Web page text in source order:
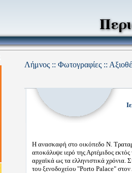
Λήμνος :: Φωτογραφίες ::
Η ανασκαφή στο οικόπεδο Ν.
αποκάλυψε ιερό της Αρτέμιδος
αρχαϊκά ως τα ελληνιστικά χρόνια.
του ξενοδοχείου "Porto Palace"